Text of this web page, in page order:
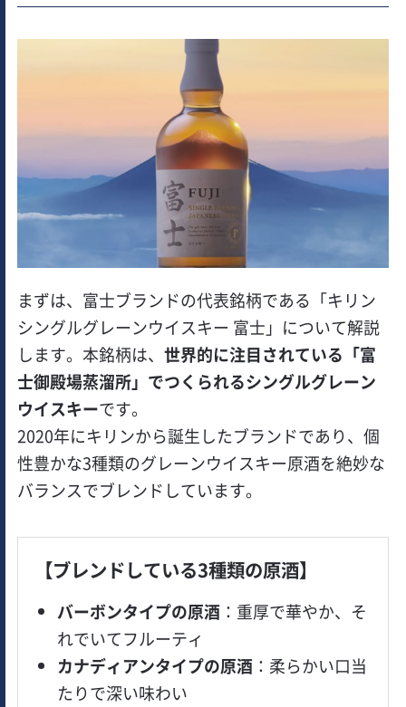
まずは、富士ブランドの代表銘柄である「キリン
シングルグレーンウイスキー 富士」について解説
します。本銘柄は、世界的に注目されている「富
士御殿場蒸溜所」でつくられるシングルグレーン
ウイスキーです。
2020年にキリンから誕生したブランドであり、個
性豊かな3種類のグレーンウイスキー原酒を絶妙な
バランスでブレンドしています。
【ブレンドしている3種類の原酒】
バーボンタイプの原酒 ：重厚で華やか、そ
れでいてフルーティ
カナディアンタイプの原酒 ：柔らかい口当
たりで深い味わい